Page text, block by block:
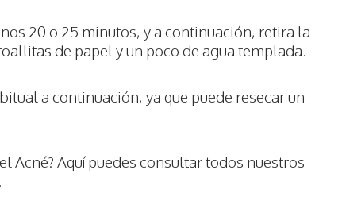
20 o 25 minutos, y a continuación, retira la
de papel y un poco de agua templada.
a continuación, ya que puede resecar un
Acné? Aquí puedes consultar todos nuestros
.